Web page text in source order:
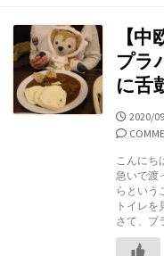
【
プラ
に舌
公
開
2020/
こんにち
急いで渡
らという
トイレを
さて、プ